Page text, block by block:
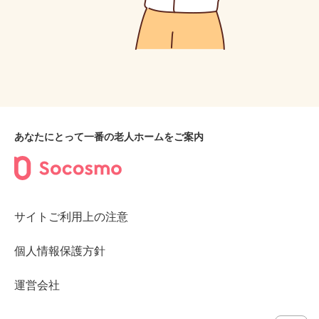
あなたにとって一番の老人ホームをご案内
サイトご利用上の注意
個人情報保護方針
運営会社